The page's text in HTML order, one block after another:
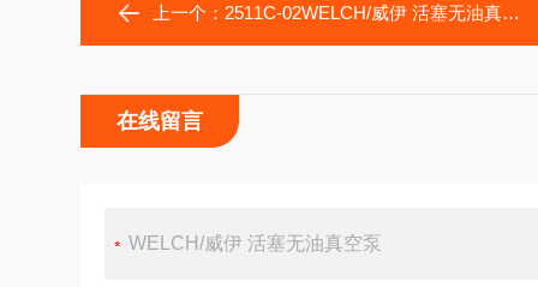
上一个： 2511C-02WELCH/威伊 活塞无油真空泵
在线留言